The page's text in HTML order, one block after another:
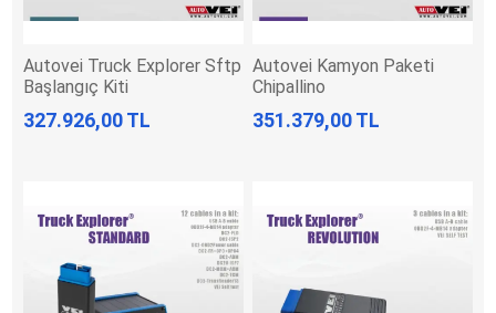
Autovei Truck Explorer Sftp
Başlangıç Kiti
327.926,00 TL
Autovei Kamyon Paketi
Chipallino
351.379,00 TL